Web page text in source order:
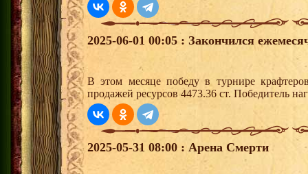
2025-06-01 00:05 : Закончился
В этом месяце победу в турнире
продажей ресурсов 4473.36 ст. Победитель
2025-05-31 08:00 : Арена Смерти